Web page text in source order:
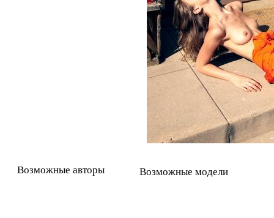
Возможные авторы Возможные модели